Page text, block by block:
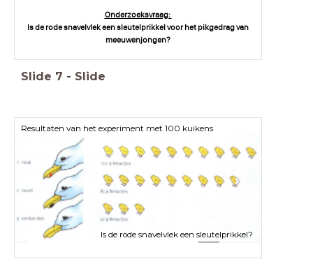
Onderzoeksvraag:
Is de rode snavelvlek een sleutelprikkel voor het pikgedrag van
meeuwenjongen?
Slide 7 - Slide
Resultaten van het experiment met 100 kuikens
Is de rode snavelvlek een sleutelprikkel?